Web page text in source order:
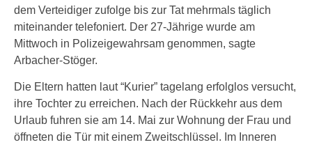
dem Verteidiger zufolge bis zur Tat mehrmals täglich
miteinander telefoniert. Der 27-Jährige wurde am
Mittwoch in Polizeigewahrsam genommen, sagte
Arbacher-Stöger.
Die Eltern hatten laut “Kurier” tagelang erfolglos versucht,
ihre Tochter zu erreichen. Nach der Rückkehr aus dem
Urlaub fuhren sie am 14. Mai zur Wohnung der Frau und
öffneten die Tür mit einem Zweitschlüssel. Im Inneren